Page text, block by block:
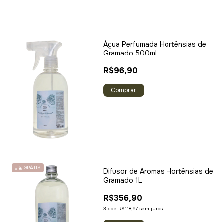
Água Perfumada Hortênsias de
Gramado 500ml
R$96,90
GRÁTIS
Difusor de Aromas Hortênsias de
Gramado 1L
R$356,90
3 x de R$118,97 sem juros